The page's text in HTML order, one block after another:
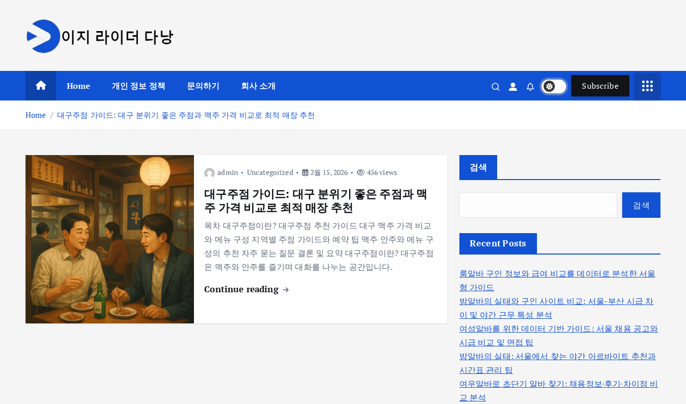
o
t
Home 개인 정보 정책 문의하기 회사 소개 Subscribe
Home 대구주점 가이드: 대구 분위기 좋은 주점과 맥주 가격 비교로 최적 매장 추천
admin Uncategorized 2월 15, 2026 456 views
대구주점 가이드: 대구 분위기 좋은 주점과 맥
주 가격 비교로 최적 매장 추천
목차 대구주점이란? 대구주점 추천 가이드 대구 맥주 가격 비교
와 메뉴 구성 지역별 주점 가이드와 예약 팁 맥주 안주와 메뉴 구
성의 추천 자주 묻는 질문 결론 및 요약 대구주점이란? 대구주점
은 맥주와 안주를 즐기며 대화를 나누는 공간입니다.
Continue reading
검색
검색
Recent Posts
룸알바 구인 정보와 급여 비교를 데이터로 분석한 서울
형 가이드
밤알바의 실태와 구인 사이트 비교: 서울-부산 시급 차
이 및 야간 근무 특성 분석
여성알바를 위한 데이터 기반 가이드: 서울 채용 공고와
시급 비교 및 면접 팁
밤알바의 실태: 서울에서 찾는 야간 아르바이트 추천과
시간표 관리 팁
여우알바로 초단기 알바 찾기: 채용정보·후기·차이점 비
교 분석